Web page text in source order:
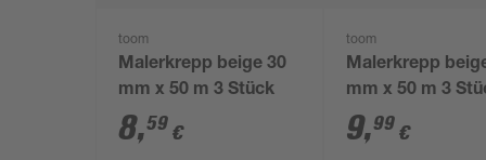
toom
Malerkrepp beige 30
mm x 50 m 3 Stück
8,59 €
toom
Malerkrepp
mm x 50 m 3
9,99 €